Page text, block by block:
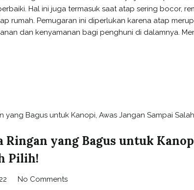
Hal ini juga termasuk saat atap sering bocor,
rumah. Pemugaran ini diperlukan karena atap
dan kenyamanan bagi penghuni di dalamnya.
yang Bagus untuk
Pilih!
No Comments